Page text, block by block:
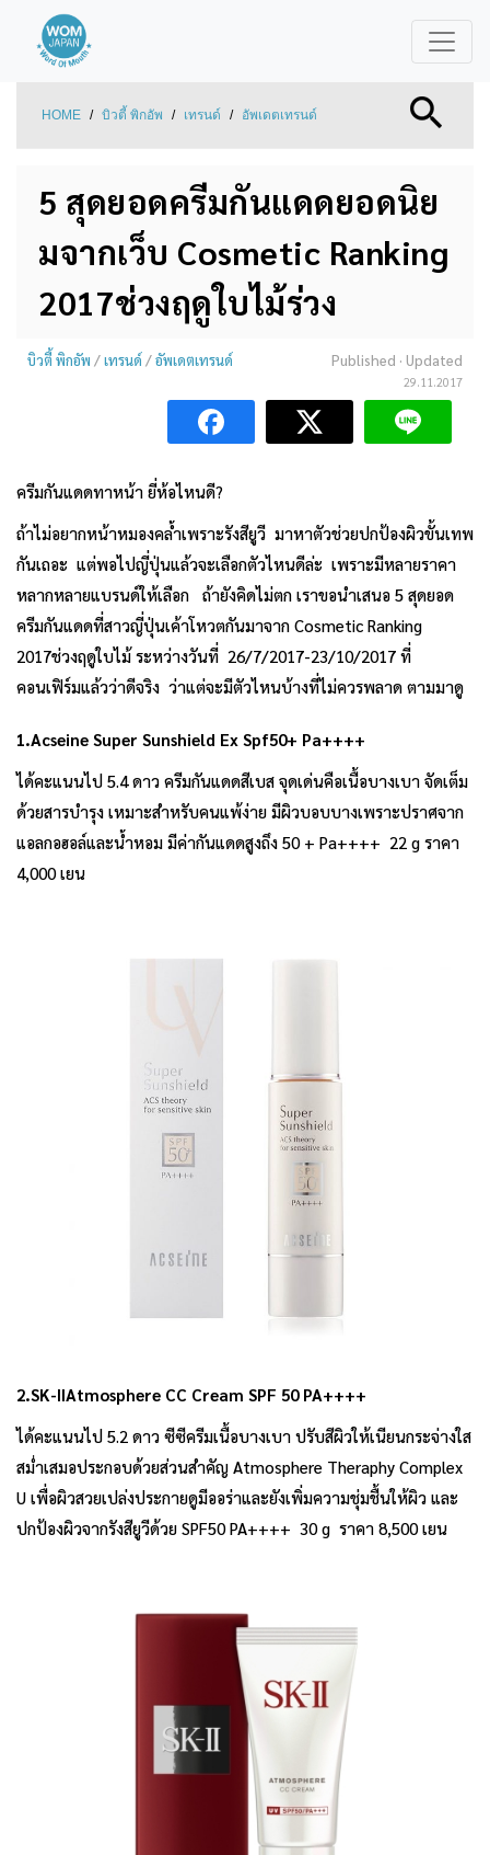
HOME / บิวตี้ พิกอัพ / เทรนด์ / อัพเดตเทรนด์
5 สุดยอดครีมกันแดดยอดนิย
มจากเว็บ Cosmetic Ranking
2017ช่วงฤดูใบไม้ร่วง
บิวตี้ พิกอัพ /เทรนด์/อัพเดตเทรนด์ Published · Updated
29.11.2017
ครีมกันแดดทาหน้า ยี่ห้อไหนดี?
ถ้าไม่อยากหน้าหมองคล้ำเพราะรังสียูวี มาหาตัวช่วยปกป้องผิวขั้นเทพ
กันเถอะ แต่พอไปญี่ปุ่นแล้วจะเลือกตัวไหนดีล่ะ เพราะมีหลายราคา
หลากหลายแบรนด์ให้เลือก ถ้ายังคิดไม่ตก เราขอนำเสนอ 5 สุดยอด
ครีมกันแดดที่สาวญี่ปุ่นเค้าโหวตกันมาจาก Cosmetic Ranking
2017ช่วงฤดูใบไม้ ระหว่างวันที่ 26/7/2017-23/10/2017 ที่
คอนเฟิร์มแล้วว่าดีจริง ว่าแต่จะมีตัวไหนบ้างที่ไม่ควรพลาด ตามมาดู
1.Acseine Super Sunshield Ex Spf50+ Pa++++
ได้คะแนนไป 5.4 ดาว ครีมกันแดดสีเบส จุดเด่นคือเนื้อบางเบา จัดเต็ม
ด้วยสารบำรุง เหมาะสำหรับคนแพ้ง่าย มีผิวบอบบางเพราะปราศจาก
แอลกอฮอล์และน้ำหอม มีค่ากันแดดสูงถึง 50 + Pa++++ 22 g ราคา
4,000 เยน
2.SK-IIAtmosphere CC Cream SPF 50 PA++++
ได้คะแนนไป 5.2 ดาว ซีซีครีมเนื้อบางเบา ปรับสีผิวให้เนียนกระจ่างใส
สม่ำเสมอประกอบด้วยส่วนสำคัญ Atmosphere Theraphy Complex
U เพื่อผิวสวยเปล่งประกายดูมีออร่าและยังเพิ่มความชุ่มชื้นให้ผิว และ
ปกป้องผิวจากรังสียูวีด้วย SPF50 PA++++ 30 g ราคา 8,500 เยน